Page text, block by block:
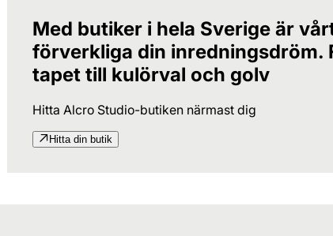
Med butiker i hela Sverige är
förverkliga din inredningsdröm.
tapet till kulörval och golv
Hitta Alcro Studio-butiken närmast dig
Hitta din butik